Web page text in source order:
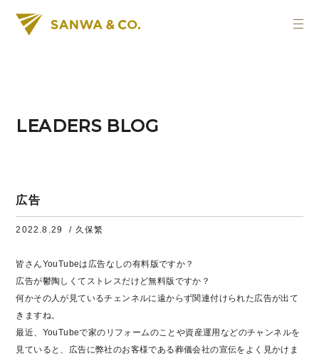
LEADERS BLOG
広告
2022.8.29 / 久保繁
皆さんYouTubeは広告なしの有料版ですか？
広告が鬱陶しくてストレスだけど無料版ですか？
何かその人が見ているチェンネルに遠からず関連付けられた広告が出て
きますね。
最近、YouTubeで家のリフォームのことや資産運用などのチャンネルを
見ていると、広告に弊社のお客様である葬儀会社の宣伝をよく見かけま